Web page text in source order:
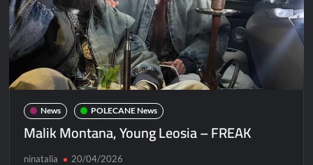
Noize
News POLECANE News
Malik Montana, Young Leosia – FREAK
ninatalia 20/04/2026